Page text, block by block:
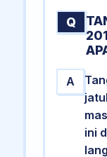
Q
A
ini